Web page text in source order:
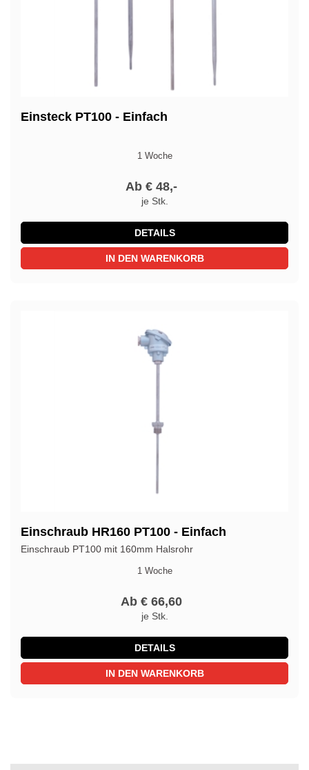
Einsteck PT100 - Einfach
1 Woche
Ab € 48,-
je Stk.
DETAILS
IN DEN WARENKORB
Einschraub HR160 PT100 - Einfach
Einschraub PT100 mit 160mm Halsrohr
1 Woche
Ab € 66,60
je Stk.
DETAILS
IN DEN WARENKORB